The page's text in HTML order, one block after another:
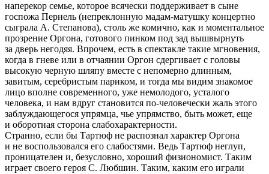
наперекор семье, которое всячески поддерживает в сыне
госпожа Пернель (непреклонную мадам-матушку концертно
сыграла А. Степанова), столь же комично, как и моментальное
прозрение Оргона, готового пинком под зад вышвырнуть
за дверь негодяя. Впрочем, есть в спектакле такие мгновения,
когда в гневе или в отчаянии Оргон сдергивает с головы
высокую черную шляпу вместе с непомерно длинным,
завитым, серебристым париком, и тогда мы видим знакомое
лицо вполне современного, уже немолодого, усталого
человека, и нам вдруг становится по-человечески жаль этого
заблуждающегося упрямца, чье упрямство, быть может, еще
и оборотная сторона слабохарактерности.
Странно, если бы Тартюф не распознал характер Оргона
и не воспользовался его слабостями. Ведь Тартюф неглуп,
проницателен и, безусловно, хороший физиономист. Таким
играет своего героя С. Любшин. Таким, каким его играли